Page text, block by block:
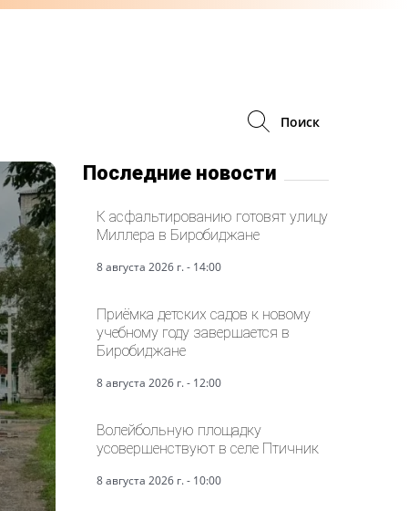
Поиск
Последние новости
К асфальтированию готовят улицу
Миллера в Биробиджане
8 августа 2026 г. - 14:00
Приёмка детских садов к новому
учебному году завершается в
Биробиджане
8 августа 2026 г. - 12:00
Волейбольную площадку
усовершенствуют в селе Птичник
8 августа 2026 г. - 10:00